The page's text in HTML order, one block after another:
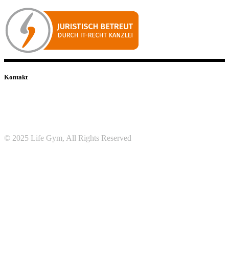
Kontakt
© 2025 Life Gym, All Rights Reserved